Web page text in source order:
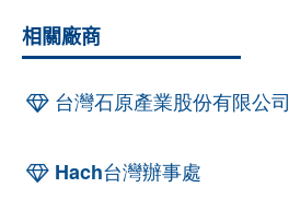
相關廠商
台灣石原產業股份有限公司
Hach台灣辦事處